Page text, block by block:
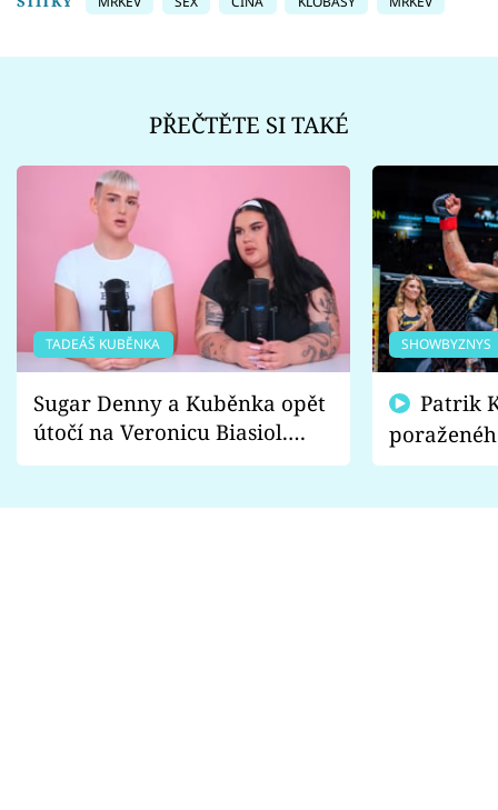
PŘEČTĚTE SI TAKÉ
TADEÁŠ KUBĚNKA
Sugar Denny a Kuběnka opět
útočí na Veronicu Biasiol.
Proč je podle nich falešná a
SHOWBYZNYS
fanoušci